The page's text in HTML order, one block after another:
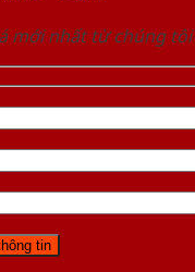
mới nhất từ chúng tôi